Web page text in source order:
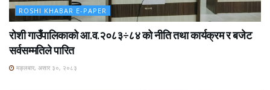
ROSHI KHABAR E-PAPER
रोशी गाउँपालिकाको आ.व.२०८३÷८४ को नीति तथा कार्यक्रम र बजेट
सर्वसम्मतिले पारित
मङ्लबार, असार ३०, २०८३